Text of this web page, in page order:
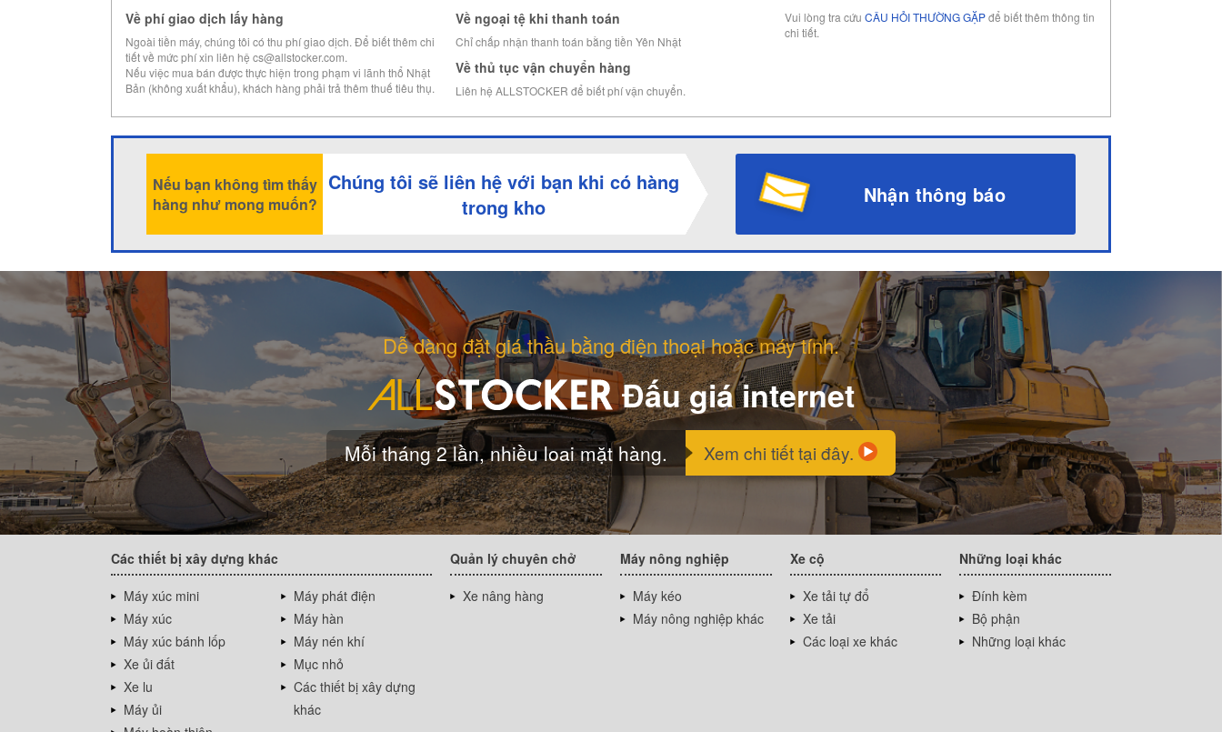
Về phí giao dịch lấy hàng
Ngoài tiền máy, chúng tôi có thu phí giao dịch. Để biết thêm chi
tiết về mức phí xin liên hệ cs@allstocker.com.
Nếu việc mua bán được thực hiện trong phạm vi lãnh thổ Nhật
Bản (không xuất khẩu), khách hàng phải trả thêm thuế tiêu thụ.
Về ngoại tệ khi thanh toán
Chỉ chấp nhận thanh toán bằng tiền Yên Nhật
Về thủ tục vận chuyển hàng
Liên hệ ALLSTOCKER để biết phí vận chuyển.
Vui lòng tra cứuCÂU HỎI THƯỜNG GẶPđể biết thêm thông tin
chi tiết.
Nếu bạn không tìm thấy
hàng như mong muốn?
Chúng tôi sẽ liên hệ với bạn khi có hàng
trong kho
Nhận thông báo
Dễ dàng đặt giá thầu bằng điện thoại hoặc máy tính.
Đấu giá internet
Mỗi tháng 2 lần, nhiều loai mặt hàng. Xem chi tiết tại đây.
Các thiết bị xây dựng khác
Máy xúc mini
Máy xúc
Máy xúc bánh lốp
Xe ủi đất
Xe lu
Máy ủi
Máy phát điện
Máy hàn
Máy nén khí
Mục nhỏ
Các thiết bị xây dựng
khác
Quản lý chuyên chở
Xe nâng hàng
Máy nông nghiệp
Máy kéo
Máy nông nghiệp khác
Xe cộ
Xe tải tự đổ
Xe tải
Các loại xe khác
Những loại khác
Đính kèm
Bộ phận
Những loại khác